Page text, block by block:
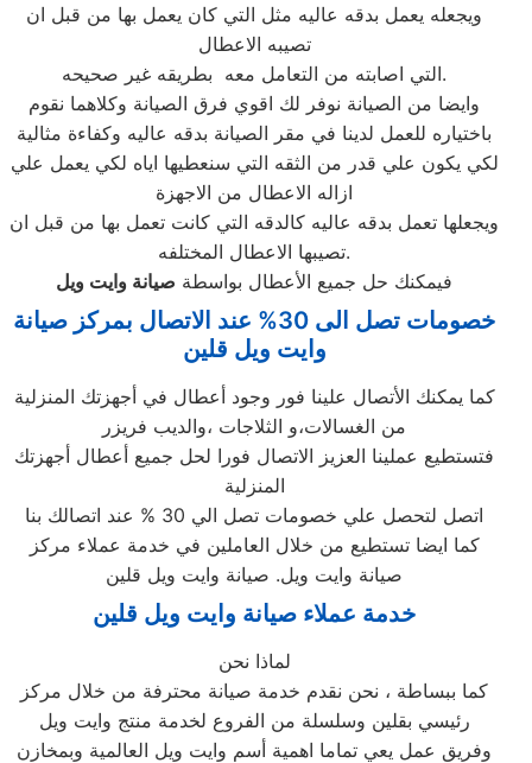
ويجعله يعمل بدقه عاليه مثل التي كان يعمل بها من قبل ان
تصيبه الاعطال
التي اصابته من التعامل معه بطريقه غير صحيحه.
وايضا من الصيانة نوفر لك اقوي فرق الصيانة وكلاهما نقوم
باختياره للعمل لدينا في مقر الصيانة بدقه عاليه وكفاءة مثالية
لكي يكون علي قدر من الثقه التي سنعطيها اياه لكي يعمل علي
ازاله الاعطال من الاجهزة
ويجعلها تعمل بدقه عاليه كالدقه التي كانت تعمل بها من قبل ان
تصيبها الاعطال المختلفه.
فيمكنك حل جميع الأعطال بواسطة صيانة وايت ويل
خصومات تصل الى 30% عند الاتصال بمركز صيانة
وايت ويل قلين
كما يمكنك الأتصال علينا فور وجود أعطال في أجهزتك المنزلية
من الغسالات،و الثلاجات ،والديب فريزر
فتستطيع عملينا العزيز الاتصال فورا لحل جميع أعطال أجهزتك
المنزلية
اتصل لتحصل علي خصومات تصل الي 30 % عند اتصالك بنا
كما ايضا تستطيع من خلال العاملين في خدمة عملاء مركز
صيانة وايت ويل. صيانة وايت ويل قلين
خدمة عملاء صيانة وايت ويل قلين
لماذا نحن
كما ببساطة ، نحن نقدم خدمة صيانة محترفة من خلال مركز
رئيسي بقلين وسلسلة من الفروع لخدمة منتج وايت ويل
وفريق عمل يعي تماما اهمية أسم وايت ويل العالمية وبمخازن